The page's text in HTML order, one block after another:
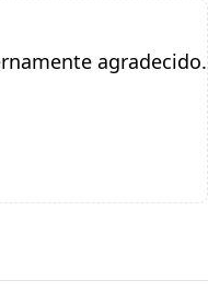
agradecido.